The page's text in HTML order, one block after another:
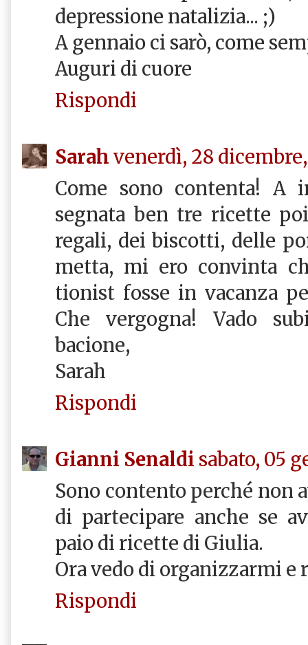
depressione natalizia... ;)
A gennaio ci sarò, come
Auguri di cuore
Rispondi
Sarah venerdì, 28
Come sono contenta! A
segnata ben tre ricette
regali, dei biscotti, delle
metta, mi ero convinta
tionist fosse in vacanza
Che vergogna! Vado
bacione,
Sarah
Rispondi
Gianni Senaldi sabato, 05
Sono contento perché non
di partecipare anche se
paio di ricette di Giulia.
Ora vedo di organizzarmi e
Rispondi